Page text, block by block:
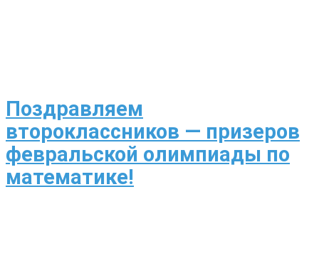
Поздравляем
второклассников — призеров
февральской олимпиады по
математике!